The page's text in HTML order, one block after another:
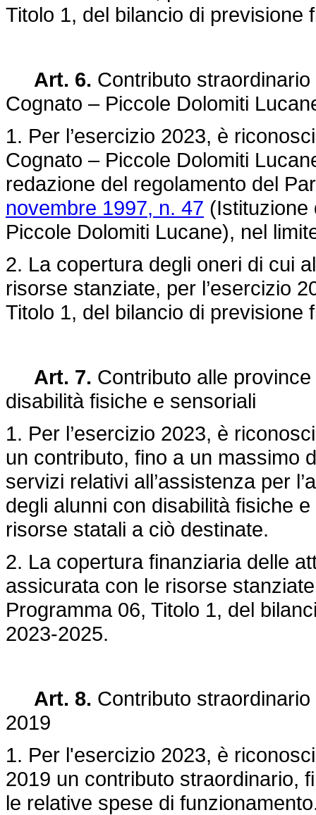
Titolo 1, del bilancio di previsione
Art. 6. Contributo
Cognato – Piccole Dolomiti
1. Per l’esercizio 2023, è
Cognato – Piccole Dolomiti
redazione del regolamento del
novembre 1997, n. 47 (Istituzione
Piccole Dolomiti Lucane), nel
2. La copertura degli oneri di cui
risorse stanziate, per l’esercizio
Titolo 1, del bilancio di previsione
Art. 7. Contributo alle
disabilità fisiche e sensoriali
1. Per l’esercizio 2023, è
un contributo, fino a un massimo
servizi relativi all’assistenza per
degli alunni con disabilità fisiche
risorse statali a ciò destinate.
2. La copertura finanziaria delle
assicurata con le risorse
Programma 06, Titolo 1, del
2023-2025.
Art. 8. Contributo
2019
1. Per l'esercizio 2023, è
2019 un contributo straordinario,
le relative spese di